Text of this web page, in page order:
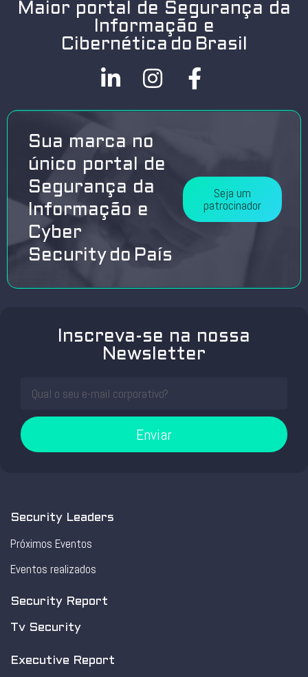
Maior portal de Segurança da
Informação e
Cibernética do Brasil
Sua marca no
único portal de
Segurança da
Informação e
Cyber
Security do País
Seja um
patrocinador
Inscreva-se na nossa
Newsletter
Enviar
Security Leaders
Próximos Eventos
Eventos realizados
Security Report
Tv Security
Executive Report